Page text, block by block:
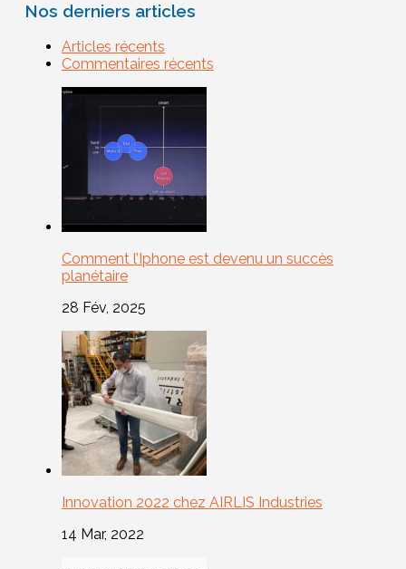
Nos derniers articles
Articles récents
Commentaires récents
Comment l’Iphone est devenu un succès
planétaire
28 Fév, 2025
Innovation 2022 chez AIRLIS Industries
14 Mar, 2022